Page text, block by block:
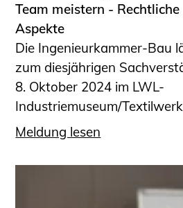
Team meistern -
Aspekte
Die Ingenieurkammer-Bau
zum diesjährigen
8. Oktober 2024 im LWL-
Industriemuseum/
Meldung lesen